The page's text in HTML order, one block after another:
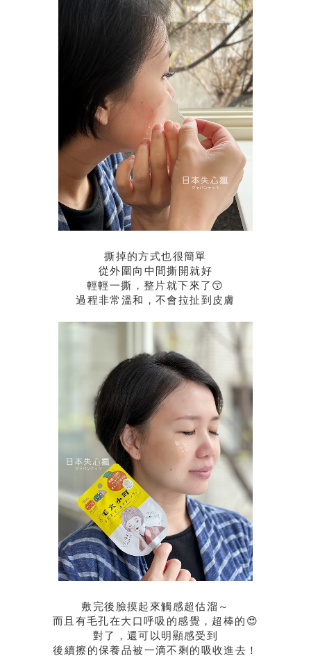
撕掉的方式也很簡單
從外圍向中間撕開就好
輕輕一撕，整片就下來了😙
過程非常溫和，不會拉扯到皮膚
敷完後臉摸起來觸感超估溜～
而且有毛孔在大口呼吸的感覺，超棒的😍
對了，還可以明顯感受到
後續擦的保養品被一滴不剩的吸收進去！